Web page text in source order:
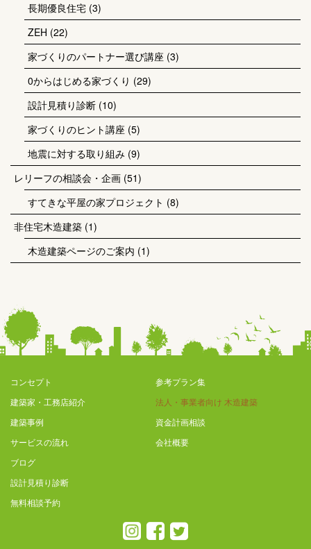
長期優良住宅 (3)
ZEH (22)
家づくりのパートナー選び講座 (3)
0からはじめる家づくり (29)
設計見積り診断 (10)
家づくりのヒント講座 (5)
地震に対する取り組み (9)
レリーフの相談会・企画 (51)
すてきな平屋の家プロジェクト (8)
非住宅木造建築 (1)
木造建築ページのご案内 (1)
コンセプト
建築家・工務店紹介
建築事例
サービスの流れ
参考プラン集
法人・事業者向け 木造建築
資金計画相談
会社概要
ブログ
設計見積り診断
無料相談予約